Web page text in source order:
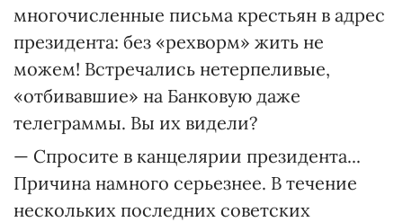
многочисленные письма крестьян в адрес
президента: без «рехворм» жить не
можем! Встречались нетерпеливые,
«отбивавшие» на Банковую даже
телеграммы. Вы их видели?
— Спросите в канцелярии президента...
Причина намного серьезнее. В течение
нескольких последних советских